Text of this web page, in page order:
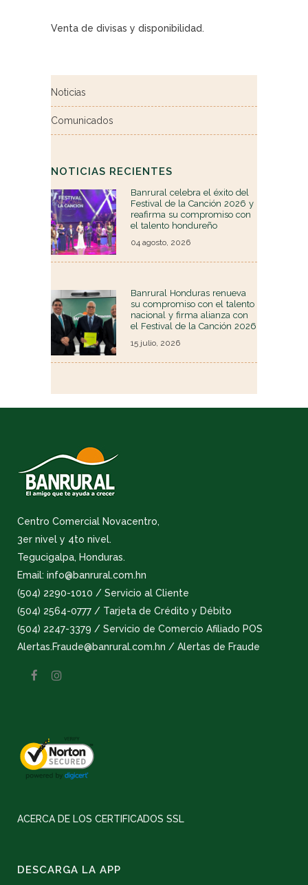
Venta de divisas y disponibilidad.
Noticias
Comunicados
NOTICIAS RECIENTES
Banrural celebra el éxito del
Festival de la Canción 2026 y
reafirma su compromiso con
el talento hondureño
04 agosto, 2026
Banrural Honduras renueva
su compromiso con el talento
nacional y firma alianza con
el Festival de la Canción 2026
15 julio, 2026
Centro Comercial Novacentro,
3er nivel y 4to nivel.
Tegucigalpa, Honduras.
Email: info@banrural.com.hn
(504) 2290-1010 / Servicio al Cliente
(504) 2564-0777 / Tarjeta de Crédito y Débito
(504) 2247-3379 / Servicio de Comercio Afiliado POS
Alertas.Fraude@banrural.com.hn / Alertas de Fraude
ACERCA DE LOS CERTIFICADOS SSL
DESCARGA LA APP